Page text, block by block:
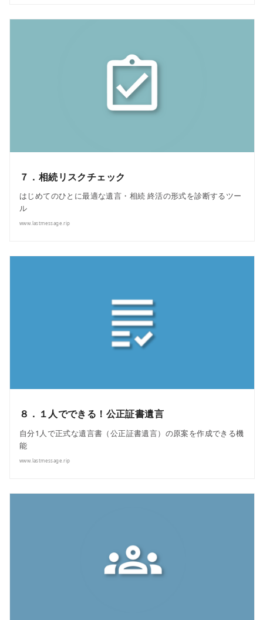
７．相続リスクチェック
はじめてのひとに最適な遺言・相続 終活の形式を診断するツー
ル
www.lastmessage.rip
８．１人でできる！公正証書遺言
自分1人で正式な遺言書（公正証書遺言）の原案を作成できる機
能
www.lastmessage.rip